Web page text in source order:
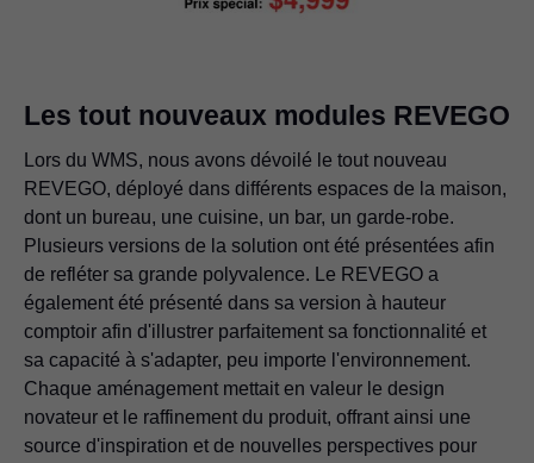
Les tout nouveaux modules REVEGO
Lors du WMS, nous avons dévoilé le tout nouveau
REVEGO, déployé dans différents espaces de la maison,
dont un bureau, une cuisine, un bar, un garde-robe.
Plusieurs versions de la solution ont été présentées afin
de refléter sa grande polyvalence. Le REVEGO a
également été présenté dans sa version à hauteur
comptoir afin d'illustrer parfaitement sa fonctionnalité et
sa capacité à s'adapter, peu importe l'environnement.
Chaque aménagement mettait en valeur le design
novateur et le raffinement du produit, offrant ainsi une
source d'inspiration et de nouvelles perspectives pour